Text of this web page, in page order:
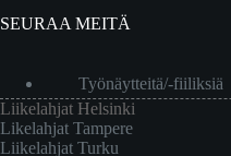
SEURAA MEITÄ
Työnäytteitä/-fiiliksiä
Liikelahjat Helsinki
Likelahjat Tampere
Liikelahjat Turku